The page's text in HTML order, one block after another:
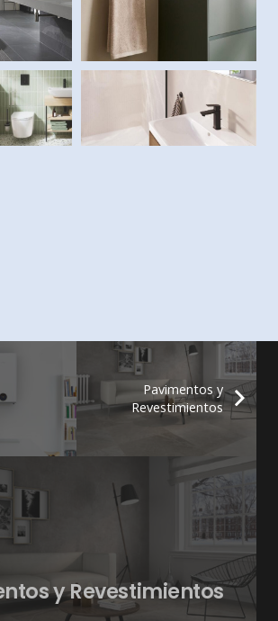
Pavimentos y
Revestimientos
y Revestimientos